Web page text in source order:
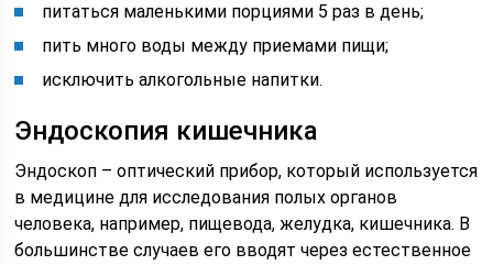
питаться маленькими порциями 5 раз в день;
пить много воды между приемами пищи;
исключить алкогольные напитки.
Эндоскопия кишечника
Эндоскоп – оптический прибор, который используется
в медицине для исследования полых органов
человека, например, пищевода, желудка, кишечника. В
большинстве случаев его вводят через естественное